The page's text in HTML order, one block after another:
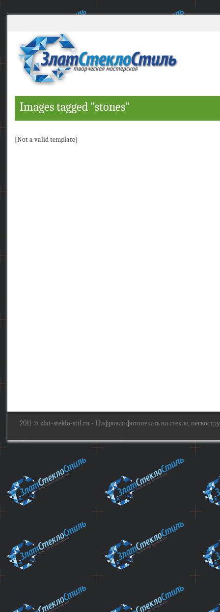
Images tagged "stones"
[Not a valid template]
2011 © zlat-steklo-stil.ru - Цифровая фотопечать на стекле,